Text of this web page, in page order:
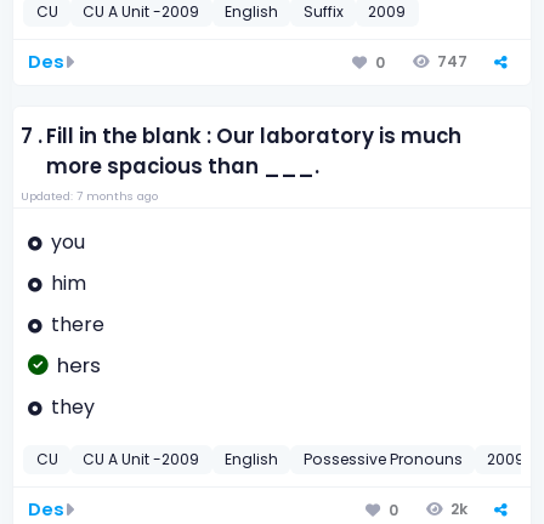
CU CU A Unit -2009 English Suffix 2009
Des 0 747
7 .Fill in the blank : Our laboratory is much
more spacious than ___.
Updated: 7 months ago
you
him
there
hers
they
CU CU A Unit -2009 English Possessive Pronouns 2009
Des 0 2k